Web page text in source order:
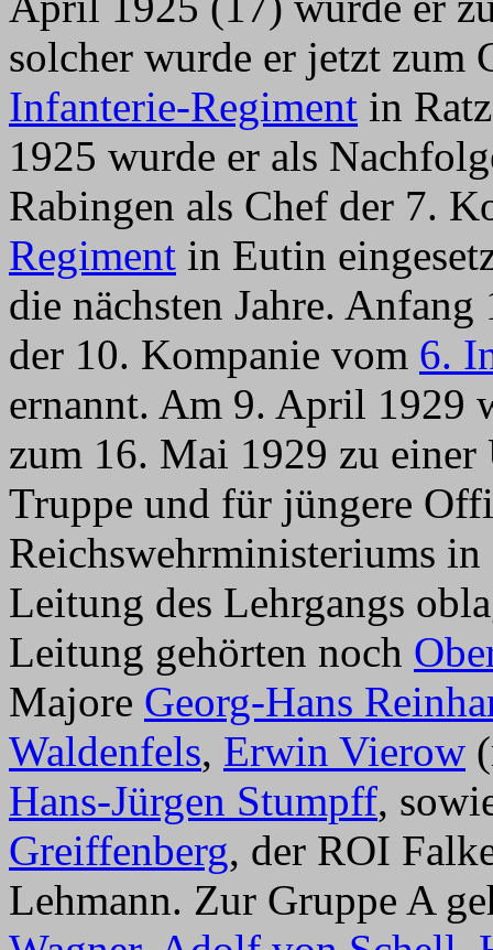
solcher wurde er jetzt
Infanterie-Regiment in
1925 wurde er als
Rabingen als Chef der 7.
Regiment in Eutin
die nächsten Jahre.
der 10. Kompanie vom 6.
ernannt. Am 9. April 1929
zum 16. Mai 1929 zu
Truppe und für jüngere
Reichswehrministeriums
Leitung des Lehrgangs
Leitung gehörten noch
Majore Georg-Hans
Waldenfels, Erwin Vierow
Hans-Jürgen Stumpff,
Greiffenberg, der ROI
Lehmann. Zur Gruppe A